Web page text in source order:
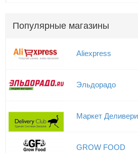
Популярные магазины
Aliexpress
Эльдорадо
Маркет Деливери
GROW FOOD